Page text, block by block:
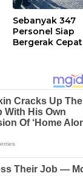
Sebanyak 347
Personel Siap
Bergerak Cepat